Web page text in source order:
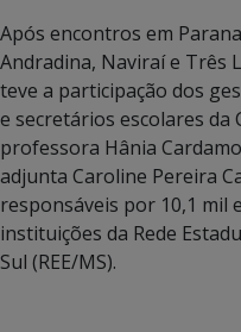
Após encontros em
Andradina, Naviraí e Três
teve a participação dos
e secretários escolares da
professora Hânia
adjunta Caroline Pereira
responsáveis por 10,1 mil
instituições da Rede
Sul (REE/MS).